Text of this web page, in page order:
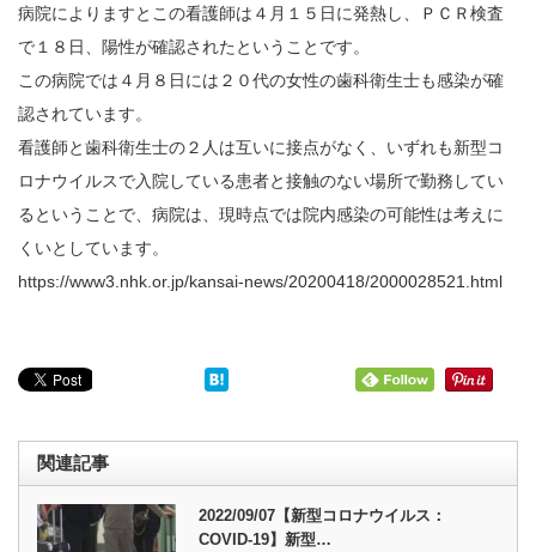
病院によりますとこの看護師は４月１５日に発熱し、ＰＣＲ検査
で１８日、陽性が確認されたということです。
この病院では４月８日には２０代の女性の歯科衛生士も感染が確
認されています。
看護師と歯科衛生士の２人は互いに接点がなく、いずれも新型コ
ロナウイルスで入院している患者と接触のない場所で勤務してい
るということで、病院は、現時点では院内感染の可能性は考えに
くいとしています。
https://www3.nhk.or.jp/kansai-news/20200418/2000028521.html
関連記事
2022/09/07【新型コロナウイルス：
COVID-19】新型…